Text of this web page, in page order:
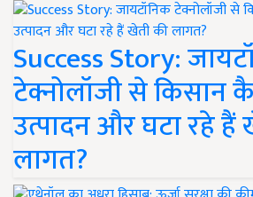
Success Story:
टेक्नोलॉजी से किसान
उत्पादन और घटा रहे हैं
लागत?